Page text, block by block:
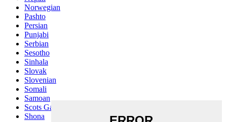
Norwegian
Pashto
Persian
Punjabi
Serbian
Sesotho
Sinhala
Slovak
Slovenian
Somali
Samoan
Scots Gaelic
Shona